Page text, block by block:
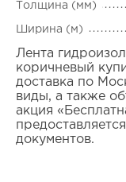
Толщина (мм)
Ширина (м)
Лента
коричневый
доставка по
виды, а также
акция
документов.